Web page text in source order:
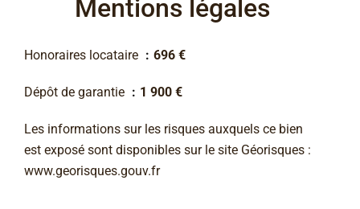
Mentions légales
Honoraires locataire 696 €
Dépôt de garantie 1 900 €
Les informations sur les risques auxquels ce bien
est exposé sont disponibles sur le site Géorisques :
www.georisques.gouv.fr